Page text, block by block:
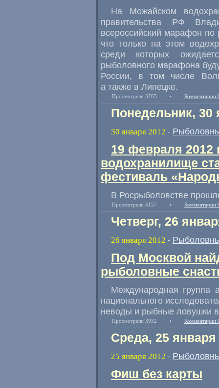
На Можайском
правительства РФ
всероссийский марафон
что только на этом
среди которых
рыболовного марафона
России, в том числе
а также в Липецке.
Просмотрели 3765 • Комментарии
Понедельник, 30
30 января 2012 -
19 февраля 2012
водохранилище
фестиваль
В Росрыболовстве
Просмотрели 4157 • Комментарии
Четверг, 26
26 января 2012 -
Под Москвой
рыболовные
Международная группа
национального
неводы и рыбные ловушки
Просмотрели 3932 • Комментарии
Среда, 25 января
25 января 2012 -
Фиш без карты